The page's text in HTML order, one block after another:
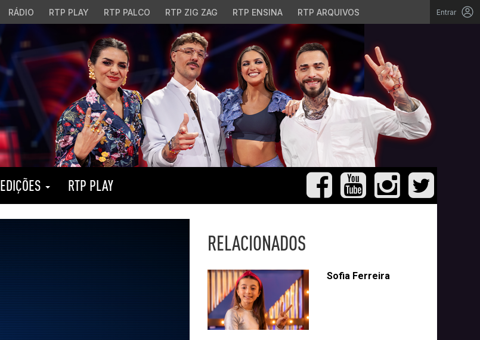
RÁDIO RTP PLAY RTP PALCO RTP ZIG ZAG RTP ENSINA RTP ARQUIVOS Entrar
EDIÇÕES RTP PLAY
RELACIONADOS
Sofia Ferreira